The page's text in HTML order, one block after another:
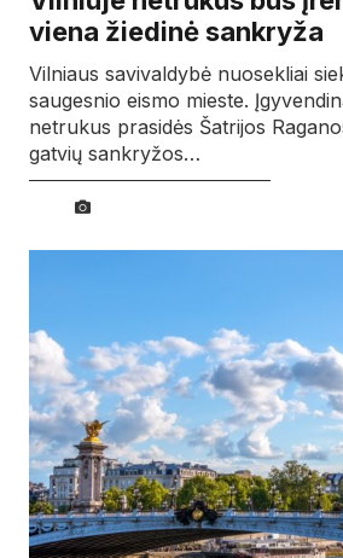
viena žiedinė sankryža
Vilniaus savivaldybė nuosekliai
saugesnio eismo mieste.
netrukus prasidės Šatrijos
gatvių sankryžos…